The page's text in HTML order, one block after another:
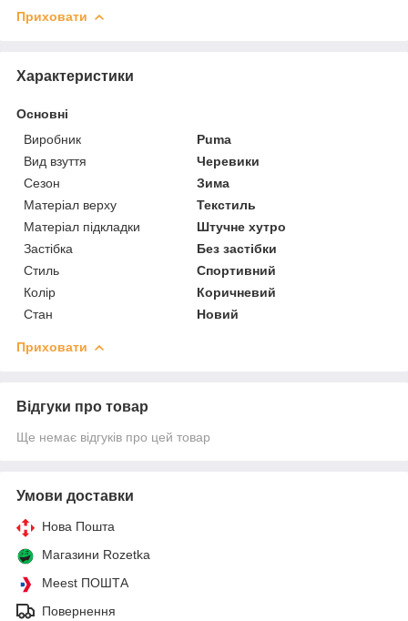
Приховати
Характеристики
Основні
Виробник
Puma
Вид взуття
Черевики
Сезон
Зима
Матеріал верху
Текстиль
Матеріал підкладки
Штучне хутро
Застібка
Без застібки
Стиль
Спортивний
Колір
Коричневий
Стан
Новий
Приховати
Відгуки про товар
Ще немає відгуків про цей товар
Умови доставки
Нова Пошта
Магазини Rozetka
Meest ПОШТА
Повернення